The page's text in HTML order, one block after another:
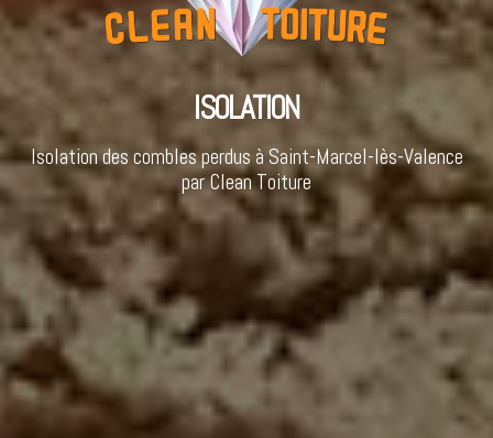
ISOLATION
Isolation des combles perdus à Saint-Marcel-lès-Valence
par Clean Toiture